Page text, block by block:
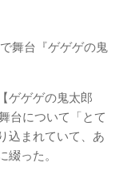
舞台『ゲゲゲの鬼
ゲゲゲの鬼太郎
台について「とて
込まれていて、あ
った。